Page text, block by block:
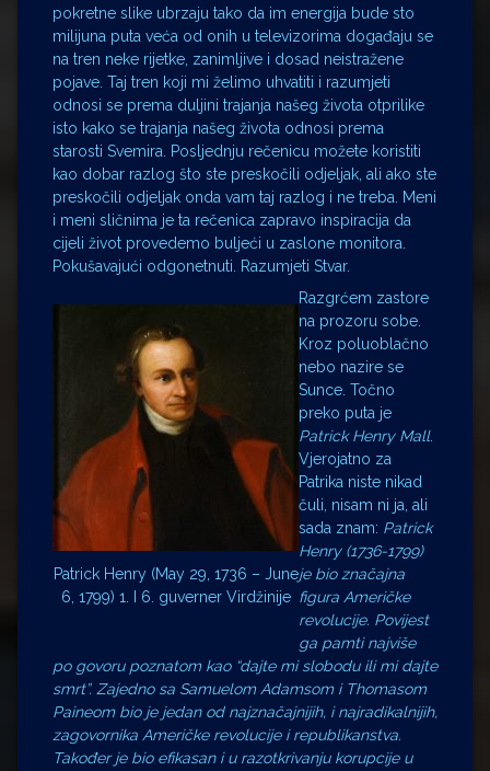
pokretne slike ubrzaju tako da im energija bude sto
milijuna puta veća od onih u televizorima događaju se
na tren neke rijetke, zanimljive i dosad neistražene
pojave. Taj tren koji mi želimo uhvatiti i razumjeti
odnosi se prema duljini trajanja našeg života otprilike
isto kako se trajanja našeg života odnosi prema
starosti Svemira. Posljednju rečenicu možete koristiti
kao dobar razlog što ste preskočili odjeljak, ali ako ste
preskočili odjeljak onda vam taj razlog i ne treba. Meni
i meni sličnima je ta rečenica zapravo inspiracija da
cijeli život provedemo buljeći u zaslone monitora.
Pokušavajući odgonetnuti. Razumjeti Stvar.
Patrick Henry (May 29, 1736 – June
6, 1799) 1. I 6. guverner Virdžinije
Razgrćem zastore
na prozoru sobe.
Kroz poluoblačno
nebo nazire se
Sunce. Točno
preko puta je
Patrick Henry Mall.
Vjerojatno za
Patrika niste nikad
čuli, nisam ni ja, ali
sada znam: Patrick
Henry (1736-1799)
je bio značajna
figura Američke
revolucije. Povijest
ga pamti najviše
po govoru poznatom kao “dajte mi slobodu ili mi dajte
smrt”. Zajedno sa Samuelom Adamsom i Thomasom
Paineom bio je jedan od najznačajnijih, i najradikalnijih,
zagovornika Američke revolucije i republikanstva.
Također je bio efikasan i u razotkrivanju korupcije u